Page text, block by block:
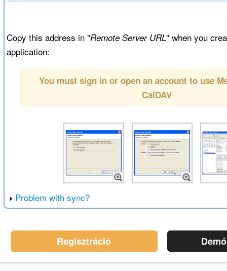
Copy this address in "Remote Server URL" when you
application:
You must sign in or open an account to use
CalDAV
Problem with sync?
Regisztráció